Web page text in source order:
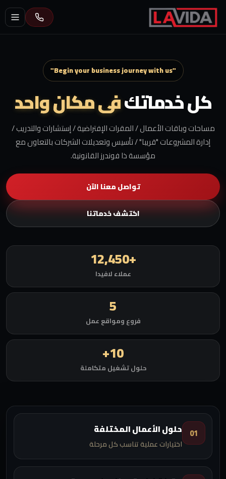
"Begin your business journey with us"
كل خدماتكفى مكان واحد
مساحات وباقات الأعمال / المقرات الإفتراضية / إستشارات والتدريب /
إدارة المشروعات "قريبا" / تأسيس وتعديلات الشركات بالتعاون مع
مؤسسة ذا فوندرز القانونية.
تواصل معنا الآن
اكتشف خدماتنا
+12,450
عملاء لافيدا
5
فروع ومواقع عمل
10+
حلول تشغيل متكاملة
01 حلول الأعمال المختلفة
اختيارات عملية تناسب كل مرحلة